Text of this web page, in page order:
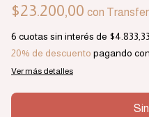
$23.200,00 con
6 cuotas sin interés de $4.833,33
20% de descuento pagando
Ver más detalles